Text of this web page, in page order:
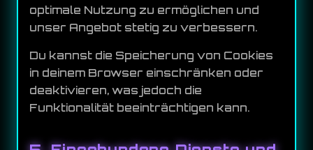
optimale Nutzung zu ermöglichen und
unser Angebot stetig zu verbessern.
Du kannst die Speicherung von Cookies
in deinem Browser einschränken oder
deaktivieren, was jedoch die
Funktionalität beeinträchtigen kann.